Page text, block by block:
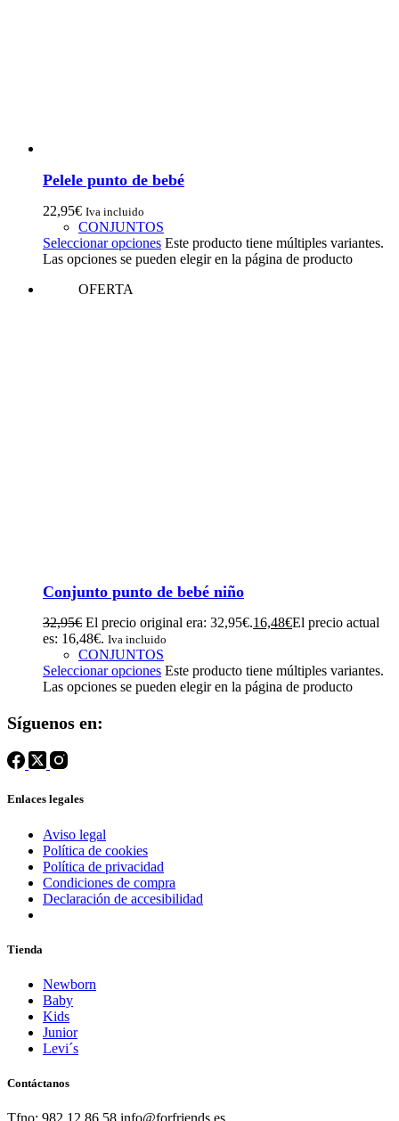
Pelele punto de bebé
22,95€ Iva incluido
CONJUNTOS
Seleccionar opciones Este producto tiene múltiples variantes.
Las opciones se pueden elegir en la página de producto
OFERTA
Conjunto punto de bebé niño
32,95€ El precio original era: 32,95€.16,48€El precio actual
es: 16,48€. Iva incluido
CONJUNTOS
Seleccionar opciones Este producto tiene múltiples variantes.
Las opciones se pueden elegir en la página de producto
Síguenos en:
Enlaces legales
Aviso legal
Política de cookies
Política de privacidad
Condiciones de compra
Declaración de accesibilidad
Tienda
Newborn
Baby
Kids
Junior
Levi´s
Contáctanos